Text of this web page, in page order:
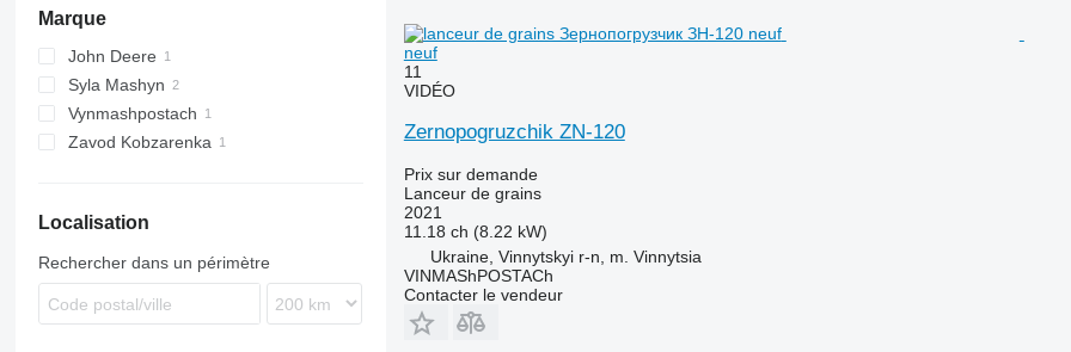
Marque
John Deere
740A
Syla Mashyn
Vynmashpostach
Zavod Kobzarenka
Localisation
Rechercher dans un périmètre
neuf
11
VIDÉO
Zernopogruzchik ZN-120
Prix sur demande
Lanceur de grains
2021
11.18 ch (8.22 kW)
Ukraine, Vinnytskyi r-n, m. Vinnytsia
VINMAShPOSTACh
Contacter le vendeur